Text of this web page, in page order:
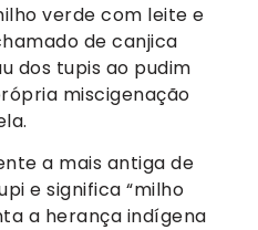
verde com leite e
de canjica
dos tupis ao pudim
miscigenação
a mais antiga de
e significa “milho
a herança indígena